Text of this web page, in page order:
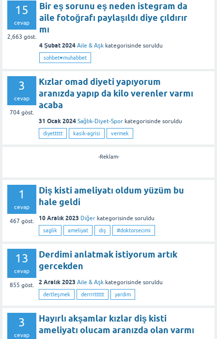
15
cevap
2,663 göst.
Bir eş sorunu eş neden istegram da
aile fotoğrafı paylaşıldı diye çıldırır
mı
4 Şubat 2024 Aile & Aşk kategorisinde soruldu
sohbet♥️muhabbet
3
cevap
704göst.
Kızlar omad diyeti yapıyorum
aranızda yapıp da kilo verenler varmı
acaba
31 Ocak 2024 Sağlık-Diyet-Spor kategorisinde soruldu
diyettttt kasik-agrisi vermek
-Reklam-
1
cevap
467 göst.
Diş kisti ameliyatı oldum yüzüm bu
hale geldi
10 Aralık 2023 Diğer kategorisinde soruldu
saglik ameliyat diş #doktorsecimi
13
cevap
855 göst.
Derdimi anlatmak istiyorum artık
gercekden
2 Aralık 2023 Aile & Aşk kategorisinde soruldu
dertleşmek derrrrttttt yardim
3
cevap
Hayırlı akşamlar kızlar diş kisti
ameliyatı olucam aranızda olan varmı